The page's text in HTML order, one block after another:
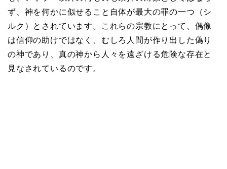
ず、神を何かに似せること自体が最大の罪の一つ（シ
ルク）とされています。これらの宗教にとって、偶像
は信仰の助けではなく、むしろ人間が作り出した偽り
の神であり、真の神から人々を遠ざける危険な存在と
見なされているのです。